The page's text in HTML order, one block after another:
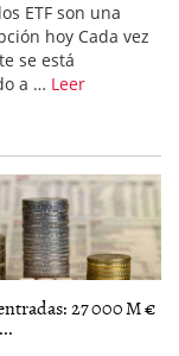
ETF son una
hoy Cada vez
se está
a … Leer
27 000 M €